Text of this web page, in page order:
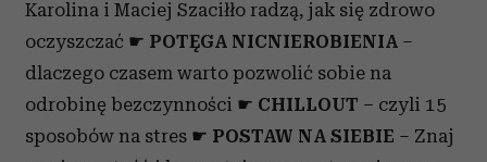
Karolina i Maciej Szaciłło radzą, jak się zdrowo
oczyszczać ☛ POTĘGA NICNIEROBIENIA –
dlaczego czasem warto pozwolić sobie na
odrobinę bezczynności ☛ CHILLOUT – czyli 15
sposobów na stres ☛ POSTAW NA SIEBIE – Znaj